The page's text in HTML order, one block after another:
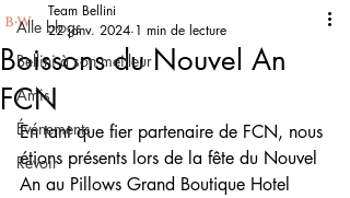
Alle blogs
Bellini à son meilleur
Amis
Événements
Revoir
Boissons du Nouvel An
FCN
Team Bellini
22 janv. 2024 1 min de lecture
En tant que fier partenaire de FCN, nous
étions présents lors de la fête du Nouvel
An au Pillows Grand Boutique Hotel